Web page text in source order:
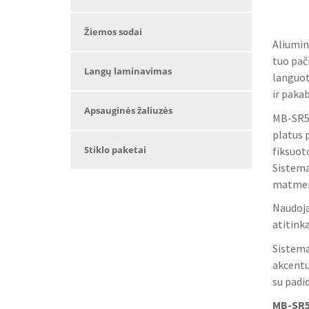
tuo
ir
MB-
platus
su
MB-
Žiemos sodai
Langų laminavimas
Apsauginės žaliuzės
Stiklo paketai